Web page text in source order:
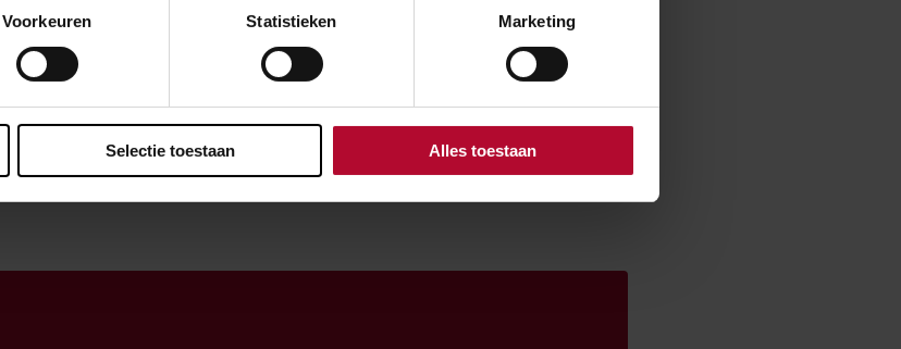
Voorkeuren Statistieken Marketing
Selectie toestaan Alles toestaan